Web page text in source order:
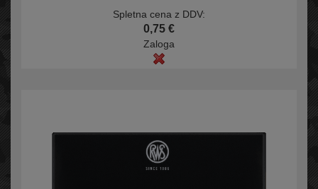
Spletna cena z DDV:
0,75 €
Zaloga